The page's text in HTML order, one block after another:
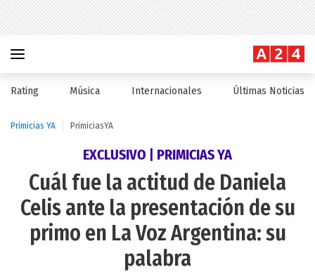
Rating Música Internacionales Últimas Noticias
Primicias YA PrimiciasYA
EXCLUSIVO | PRIMICIAS YA
Cuál fue la actitud de Daniela
Celis ante la presentación de su
primo en La Voz Argentina: su
palabra